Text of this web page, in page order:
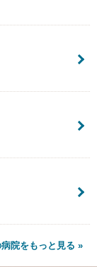
院をもっと見る »